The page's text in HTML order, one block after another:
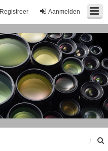
Aanmelden
Registreer